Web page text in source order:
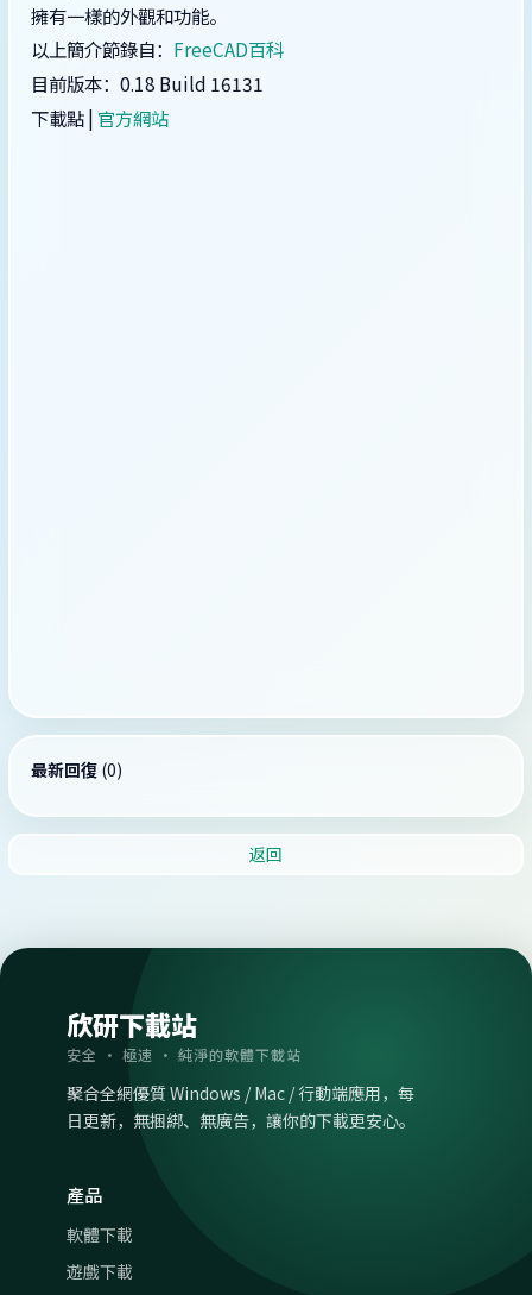
擁有一樣的外觀和功能。
以上簡介節錄自： FreeCAD百科
目前版本：0.18 Build 16131
下載點 | 官方網站
最新回復 (0)
返回
欣研下載站
安全 · 極速 · 純淨的軟體下載站
聚合全網優質 Windows / Mac / 行動端應用，每
日更新，無捆綁、無廣告，讓你的下載更安心。
產品
軟體下載
遊戲下載